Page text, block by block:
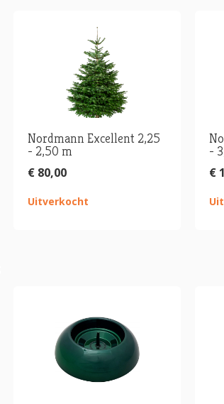
Nordmann Excellent 2,25
- 2,50 m
€ 80,00
Uitverkocht
-
€